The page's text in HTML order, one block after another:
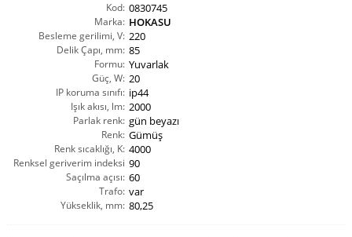
Kod: 0830745
Marka: HOKASU
Besleme gerilimi, V: 220
Delik Çapı, mm: 85
Formu: Yuvarlak
Güç, W: 20
IP koruma sınıfı: ip44
Işık akısı, lm: 2000
Parlak renk: gün beyazı
Renk: Gümüş
Renk sıcaklığı, K: 4000
Renksel geriverim indeksi
CRI(Ra):
90
Saçılma açısı: 60
Trafo: var
Yükseklik, mm: 80,25